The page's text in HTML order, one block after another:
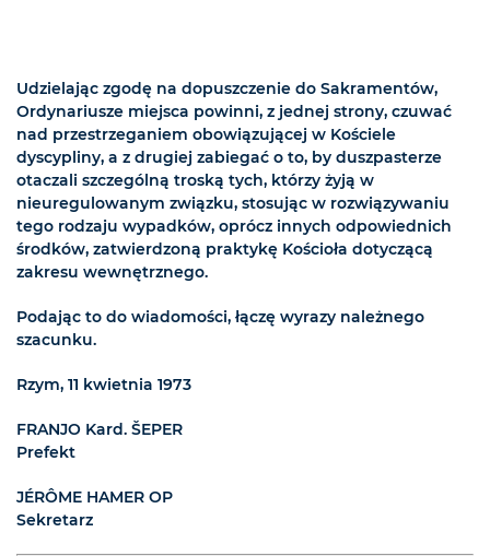
Udzielając zgodę na dopuszczenie do Sakramentów,
Ordynariusze miejsca powinni, z jednej strony, czuwać
nad przestrzeganiem obowiązującej w Kościele
dyscypliny, a z drugiej zabiegać o to, by duszpasterze
otaczali szczególną troską tych, którzy żyją w
nieuregulowanym związku, stosując w rozwiązywaniu
tego rodzaju wypadków, oprócz innych odpowiednich
środków, zatwierdzoną praktykę Kościoła dotyczącą
zakresu wewnętrznego.
Podając to do wiadomości, łączę wyrazy należnego
szacunku.
Rzym, 11 kwietnia 1973
FRANJO Kard. ŠEPER
Prefekt
JÉRÔME HAMER OP
Sekretarz